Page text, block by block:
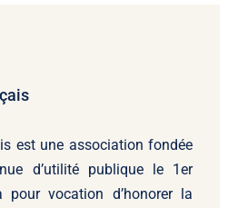
est une association fondée
d’utilité publique le 1er
vocation d’honorer la